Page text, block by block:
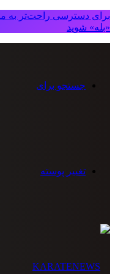
برای دسترسی راحت‌تر به
«بله» شوید
جستجو برای
تغییر پوسته